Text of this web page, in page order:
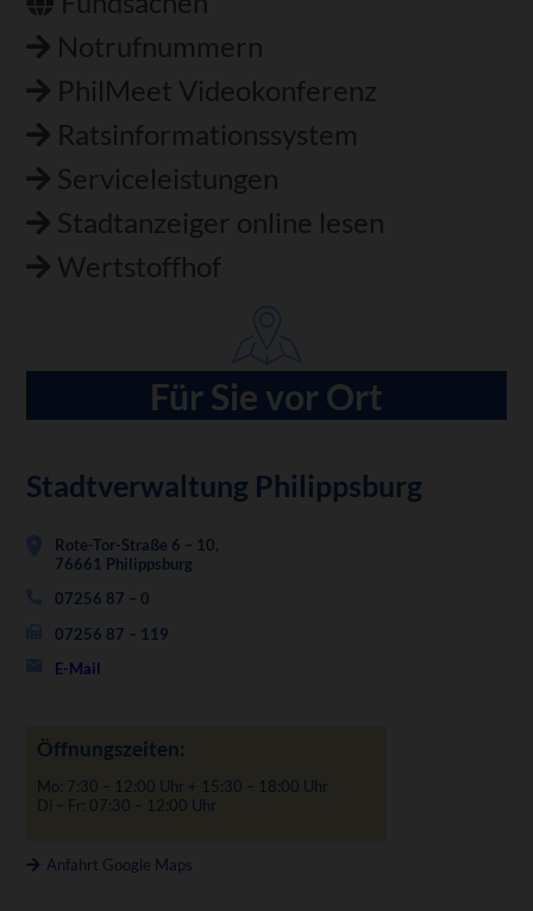
Notrufnummern
PhilMeet Videokonferenz
Ratsinformationssystem
Serviceleistungen
Stadtanzeiger online lesen
Wertstoffhof
Für Sie vor Ort
Stadtverwaltung Philippsburg
Rote-Tor-Straße 6 – 10,
76661 Philippsburg
07256 87 – 0
07256 87 – 119
E-Mail
Öffnungszeiten:
Mo: 7:30 – 12:00 Uhr + 15:30 – 18:00 Uhr
Di – Fr: 07:30 – 12:00 Uhr
Anfahrt Google Maps